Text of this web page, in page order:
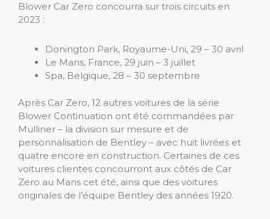
Blower Car Zero concourra sur trois circuits en
2023 :
Donington Park, Royaume-Uni, 29 – 30 avril
Le Mans, France, 29 juin – 3 juillet
Spa, Belgique, 28 – 30 septembre
Après Car Zero, 12 autres voitures de la série
Blower Continuation ont été commandées par
Mulliner – la division sur mesure et de
personnalisation de Bentley – avec huit livrées et
quatre encore en construction. Certaines de ces
voitures clientes concourront aux côtés de Car
Zero au Mans cet été, ainsi que des voitures
originales de l’équipe Bentley des années 1920.